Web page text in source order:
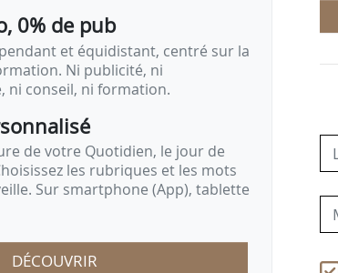
0% de pub
et équidistant, centré sur la
Ni publicité, ni
ni conseil, ni formation.
de votre Quotidien, le jour de
les rubriques et les mots
Sur smartphone (App), tablette
DÉCOUVRIR